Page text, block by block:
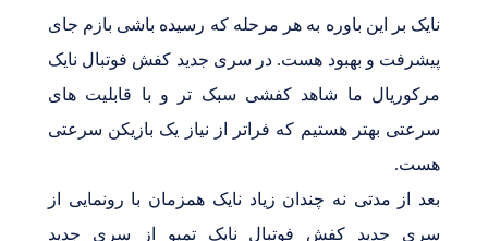
نایک بر این باوره به هر مرحله که رسیده باشی بازم جای
پیشرفت و بهبود هست. در سری جدید کفش فوتبال نایک
مرکوریال ما شاهد کفشی سبک تر و با قابلیت های
سرعتی بهتر هستیم که فراتر از نیاز یک بازیکن سرعتی
هست.
بعد از مدتی نه چندان زیاد نایک همزمان با رونمایی از
سری جدید کفش فوتبال نایک تمپو از سری جدید